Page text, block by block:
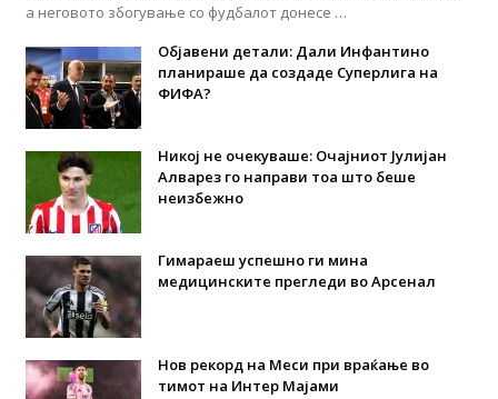
а неговото збогување со фудбалот донесе …
Објавени детали: Дали Инфантино
планираше да создаде Суперлига на
ФИФА?
Никој не очекуваше: Очајниот Јулијан
Алварез го направи тоа што беше
неизбежно
Гимараеш успешно ги мина
медицинските прегледи во Арсенал
Нов рекорд на Меси при враќање во
тимот на Интер Мајами